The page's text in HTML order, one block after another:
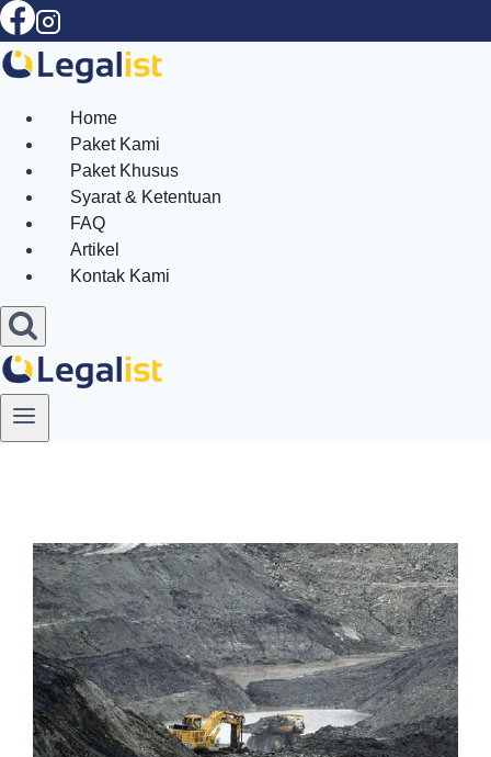
Skip
to
content
Home
Paket Kami
Paket Khusus
Syarat & Ketentuan
FAQ
Artikel
Kontak Kami